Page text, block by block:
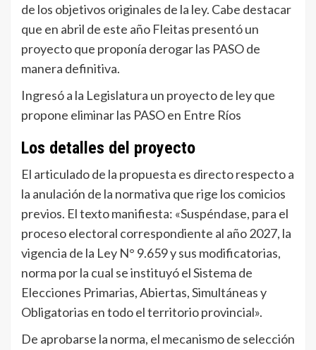
de los objetivos originales de la ley. Cabe destacar
que en abril de este año Fleitas presentó un
proyecto que proponía derogar las PASO de
manera definitiva.
Ingresó a la Legislatura un proyecto de ley que
propone eliminar las PASO en Entre Ríos
Los detalles del proyecto
El articulado de la propuesta es directo respecto a
la anulación de la normativa que rige los comicios
previos. El texto manifiesta: «Suspéndase, para el
proceso electoral correspondiente al año 2027, la
vigencia de la Ley N° 9.659 y sus modificatorias,
norma por la cual se instituyó el Sistema de
Elecciones Primarias, Abiertas, Simultáneas y
Obligatorias en todo el territorio provincial».
De aprobarse la norma, el mecanismo de selección